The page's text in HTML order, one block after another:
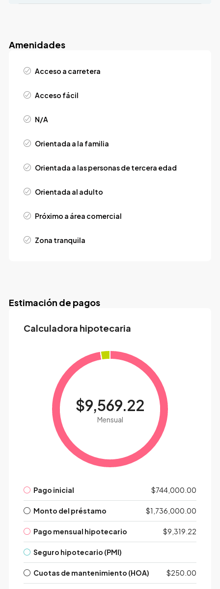
Amenidades
Acceso a carretera
Acceso fácil
N/A
Orientada a la familia
Orientada a las personas de tercera edad
Orientada al adulto
Próximo a área comercial
Zona tranquila
Estimación de pagos
Calculadora hipotecaria
$9,569.22
Mensual
Pago inicial $744,000.00
Monto del préstamo $1,736,000.00
Pago mensual hipotecario $9,319.22
Seguro hipotecario (PMI)
Cuotas de mantenimiento (HOA) $250.00